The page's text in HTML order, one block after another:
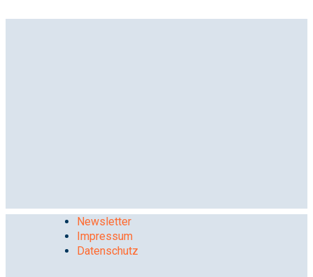
Newsletter
Impressum
Datenschutz